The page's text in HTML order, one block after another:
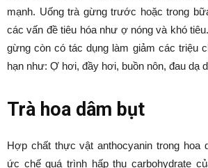
mạnh. Uống trà gừng trước hoặc trong
các vấn đề tiêu hóa như ợ nóng và khó
gừng còn có tác dụng làm giảm các triệu
hạn như: Ợ hơi, đầy hơi, buồn nôn, đau dạ
Trà hoa dâm bụt
Hợp chất thực vật anthocyanin trong hoa
ức chế quá trình hấp thụ carbohydrate